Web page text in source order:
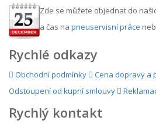
Zde se můžete objednat do
a čas na pneuservisní práce
Rychlé odkazy
Obchodní podmínky
Cena dopravy a
Odstoupení od kupní smlouvy
Rychlý kontakt